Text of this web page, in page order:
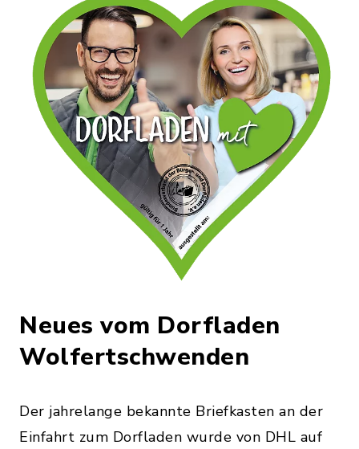
Neues vom Dorfladen
Wolfertschwenden
Der jahrelange bekannte Briefkasten an der
Einfahrt zum Dorfladen wurde von DHL auf